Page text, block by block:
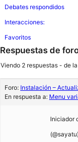
Debates respondidos
Interacciones:
Favoritos
Respuestas de
Viendo 2 respuestas - de
Foro: Instalación –
En respuesta a: Menu
Iniciador
(@sayatu)